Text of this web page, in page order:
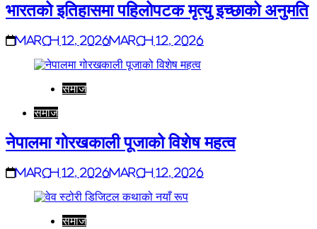
भारतको इतिहासमा पहिलोपटक मृत्यु इच्छाको अनुमति
March 12, 2026March 12, 2026
समाज
समाज
नेपालमा गोरखकाली पूजाको विशेष महत्व
March 12, 2026March 12, 2026
समाज